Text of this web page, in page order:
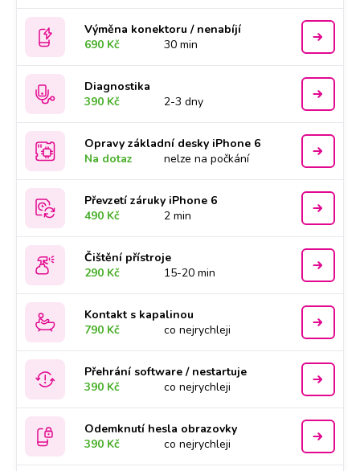
Výměna konektoru / nenabíjí
690 Kč
30 min
Diagnostika
390 Kč
2-3 dny
Opravy základní desky iPhone 6
Na dotaz
nelze na počkání
Převzetí záruky iPhone 6
490 Kč
2 min
Čištění přístroje
290 Kč
15-20 min
Kontakt s kapalinou
790 Kč
co nejrychleji
Přehrání software / nestartuje
390 Kč
co nejrychleji
Odemknutí hesla obrazovky
390 Kč
co nejrychleji